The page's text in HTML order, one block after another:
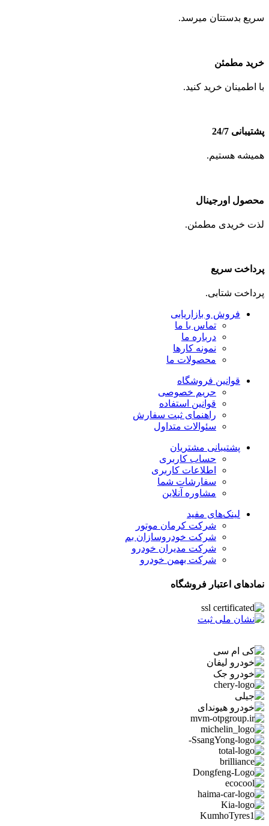
سریع بدستتان میرسد.
خرید مطمئن
با اطمینان خرید کنید.
پشتیبانی 24/7
همیشه هستیم.
محصول اورجینال
لذت خریدی مطمئن.
پرداخت سریع
پرداخت شتابی.
فروش و بازاریابی
تماس با ما
درباره ما
نمونه کارها
محصولات ما
قوانین فروشگاه
حریم خصوصی
قوانین استفاده
راهنمای ثبت سفارش
سئوالات متداول
پشتیبانی مشتریان
حساب کاربری
اطلاعات کاربری
سفارشات شما
مشاوره آنلاین
لینک‌های مفید
شرکت کرمان موتور
شرکت خودروسازان بم
شرکت مدیران خودرو
شرکت بهمن خودرو
نمادهای اعتبار فروشگاه